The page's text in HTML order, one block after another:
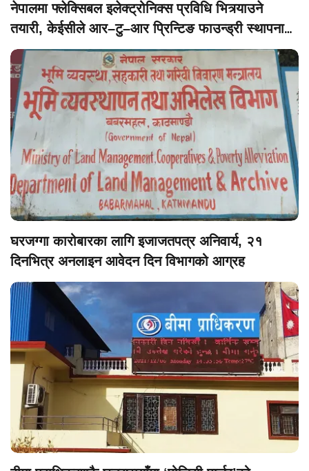
नेपालमा फ्लेक्सिबल इलेक्ट्रोनिक्स प्रविधि भित्र्याउने
तयारी, केईसीले आर–टु–आर प्रिन्टिङ फाउन्ड्री स्थापना
गर्ने
घरजग्गा कारोबारका लागि इजाजतपत्र अनिवार्य, २१
दिनभित्र अनलाइन आवेदन दिन विभागको आग्रह